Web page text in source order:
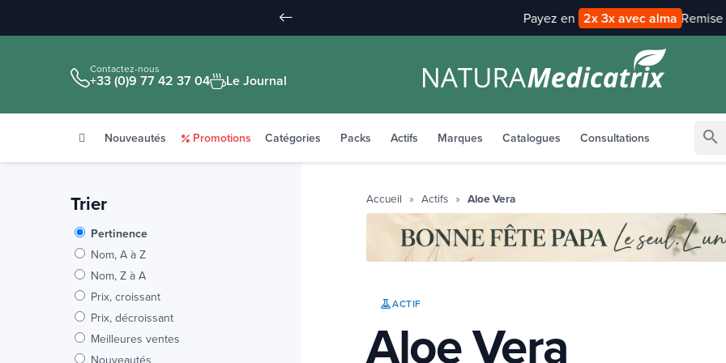
2x 3x avec alma
Contactez-nous
+33 (0)9 77 42 37 04 Le Journal
Nouveautés Promotions Catégories Packs Actifs Marques Catalogues Consultations search
Trier
Pertinence
Nom, A à Z
Nom, Z à A
Prix, croissant
Prix, décroissant
Meilleures ventes
Nouveautés
Accueil Actifs Aloe Vera
ACTIF
Aloe Vera